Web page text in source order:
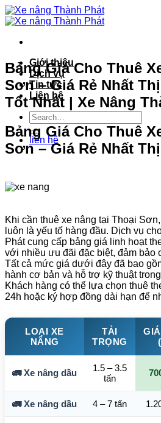
Bỏ
qua
dung
Giới thiệu
Dịch vụ
Tin tức
Liên hệ
liên hệ
Bảng Giá Cho Thuê
Sơn – Giá Rẻ Nhất
Tốt Nhất | Xe Nâng
Bảng Giá Cho Thuê
Sơn – Giá Rẻ Nhất
Khi cần thuê xe nâng tại Thoại
luôn là yếu tố hàng đầu. Dịch vụ
Phát cung cấp bảng giá linh hoạt
với nhiều ưu đãi đặc biệt, đảm bảo
Tất cả mức giá dưới đây đã bao
hành cơ bản và hỗ trợ kỹ thuật
Khách hàng có thể lựa chọn thuê
24h hoặc ký hợp đồng dài hạn để
LOẠI XE
NÂNG
TẢI
TRỌNG
🚛 Xe nâng dầu
1.5 – 3.5
tấn
🚛 Xe nâng dầu 4 – 7 tấn